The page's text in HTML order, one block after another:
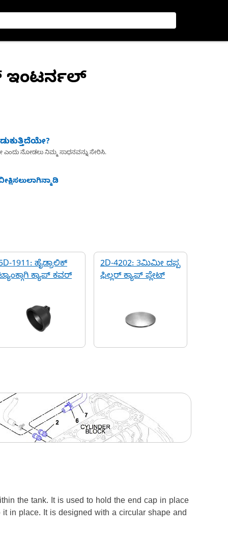
ಇಂಟರ್ನಲ್
ನೋಡಲು ನಿಮ್ಮ ಸಾಧನವನ್ನು ಸೇರಿಸಿ.
1911: ಹೈಡ್ರಾಲಿಕ್
ಕ್ಯಾಪ್ ಕವರ್
2D-4202: 3ಮಿಮೀ ದಪ್ಪ
ಫಿಲ್ಲರ್ ಕ್ಯಾಪ್ ಪ್ಲೇಟ್
the tank. It is used to hold the end cap in place
in place. It is designed with a circular shape and